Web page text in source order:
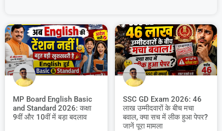
MP Board English Basic
and Standard 2026: कक्षा
9वीं और 10वीं में बड़ा बदलाव
SSC GD Exam 2026: 46
लाख उम्मीदवारों के बीच मचा
बवाल, क्या सच में लीक हुआ पेपर?
जानें पूरा मामला